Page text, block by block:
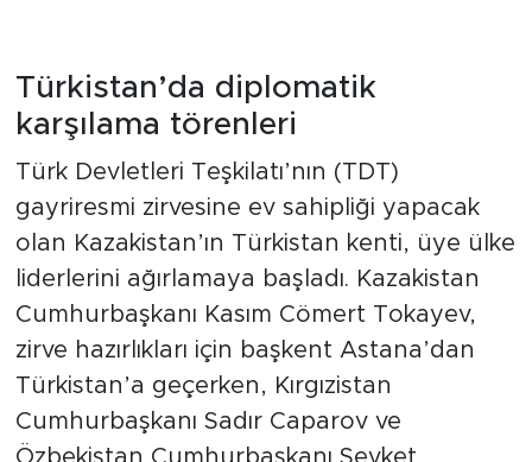
Türkistan’da diplomatik
Türk Devletleri Teşkilatı’nın (TDT)
gayriresmi zirvesine ev sahipliği yapacak
olan Kazakistan’ın Türkistan kenti, üye ülke
liderlerini ağırlamaya başladı. Kazakistan
Cumhurbaşkanı Kasım Cömert Tokayev,
zirve hazırlıkları için başkent Astana’dan
Türkistan’a geçerken, Kırgızistan
Cumhurbaşkanı Sadır Caparov ve